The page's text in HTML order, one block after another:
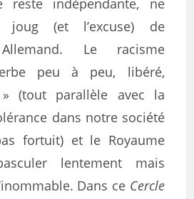
reste indépendante, ne
(et l’excuse) de
Allemand. Le racisme
peu à peu, libéré,
(tout parallèle avec la
dans notre société
fortuit) et le Royaume
lentement mais
Dans ce Cercle